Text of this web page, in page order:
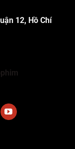
12, Hồ Chí